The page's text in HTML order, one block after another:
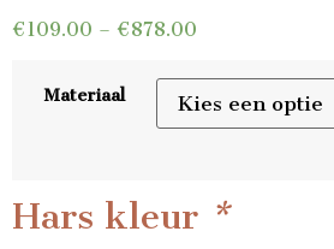
€109.00 – €878.00
Materiaal
Hars kleur *